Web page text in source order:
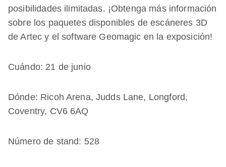
posibilidades ilimitadas. ¡Obtenga más información
sobre los paquetes disponibles de escáneres 3D
de Artec y el software Geomagic en la exposición!
Cuándo: 21 de junio
Dónde: Ricoh Arena, Judds Lane, Longford,
Coventry, CV6 6AQ
Número de stand: 528